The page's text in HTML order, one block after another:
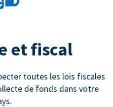
et fiscal
toutes les lois fiscales
de fonds dans votre